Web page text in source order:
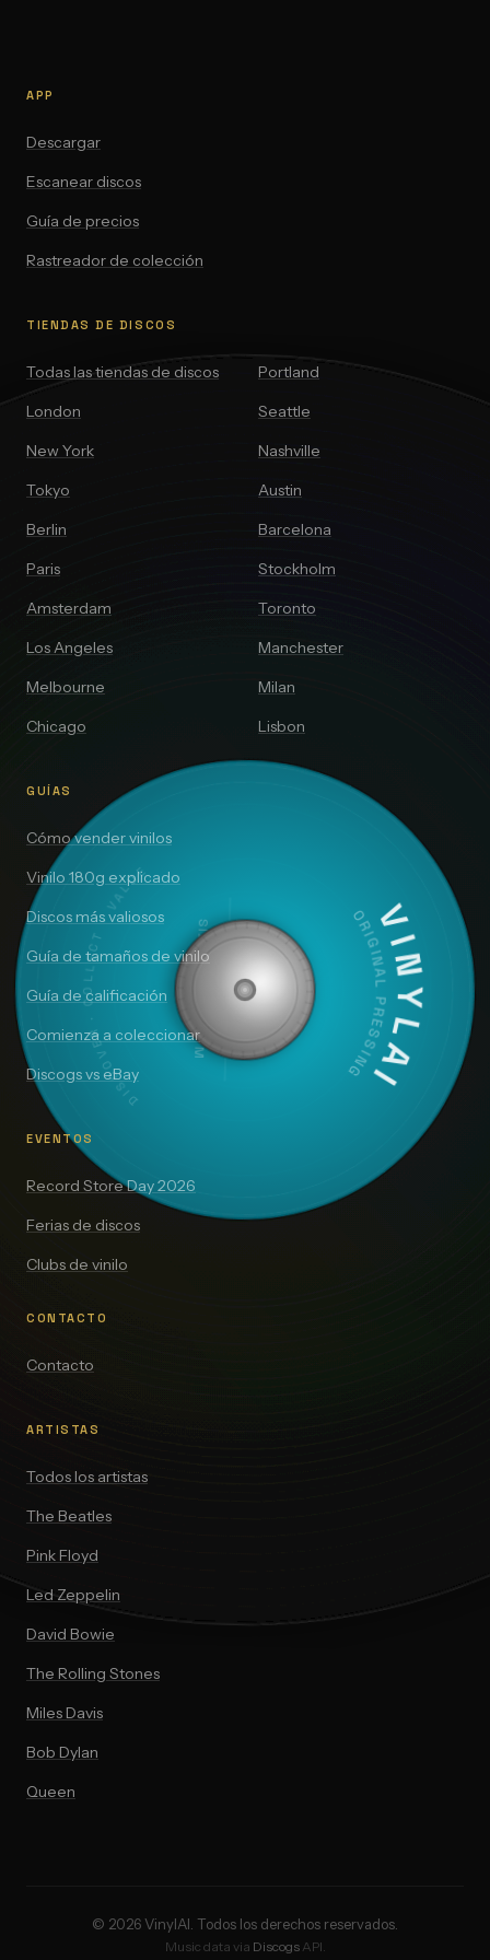
VINYLAI
ORIGINAL PRESSING
SIDE A — 33⅓ RPM
DISCOVER · COLLECT · VALUE
APP
Descargar
Escanear discos
Guía de precios
Rastreador de colección
TIENDAS DE DISCOS
Todas las tiendas de discos
London
New York
Tokyo
Berlin
Paris
Amsterdam
Los Angeles
Melbourne
Chicago
Portland
Seattle
Nashville
Austin
Barcelona
Stockholm
Toronto
Manchester
Milan
Lisbon
GUÍAS
Cómo vender vinilos
Vinilo 180g explicado
Discos más valiosos
Guía de tamaños de vinilo
Guía de calificación
Comienza a coleccionar
Discogs vs eBay
EVENTOS
Record Store Day 2026
Ferias de discos
Clubs de vinilo
CONTACTO
Contacto
ARTISTAS
Todos los artistas
The Beatles
Pink Floyd
Led Zeppelin
David Bowie
The Rolling Stones
Miles Davis
Bob Dylan
Queen
© 2026 VinylAI. Todos los derechos reservados.
Music data via DiscogsAPI.